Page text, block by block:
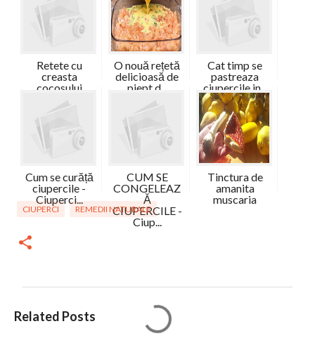
Retete cu
creasta
cocosului
O nouă rețetă
delicioasă de
piept d...
Cat timp se
pastreaza
ciupercile in...
Cum se curăță
ciupercile -
Ciuperci...
CUM SE
CONGELEAZ
Ă
CIUPERCILE -
Ciup...
Tinctura de
amanita
muscaria
CIUPERCI REMEDII NATURALE
Related Posts
C